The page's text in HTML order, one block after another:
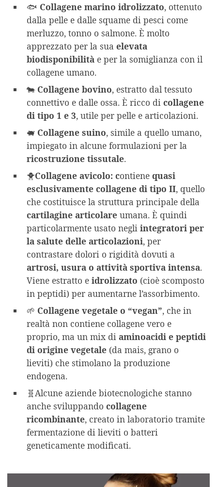
🐟 Collagene marino idrolizzato, ottenuto
dalla pelle e dalle squame di pesci come
merluzzo, tonno o salmone. È molto
apprezzato per la sua elevata
biodisponibilità e per la somiglianza con il
collagene umano.
🐄 Collagene bovino, estratto dal tessuto
connettivo e dalle ossa. È ricco di collagene
di tipo 1 e 3, utile per pelle e articolazioni.
🐖 Collagene suino, simile a quello umano,
impiegato in alcune formulazioni per la
ricostruzione tissutale.
🐥Collagene avicolo: contiene quasi
esclusivamente collagene di tipo II, quello
che costituisce la struttura principale della
cartilagine articolare umana. È quindi
particolarmente usato negli integratori per
la salute delle articolazioni, per
contrastare dolori o rigidità dovuti a
artrosi, usura o attività sportiva intensa.
Viene estratto e idrolizzato (cioè scomposto
in peptidi) per aumentarne l’assorbimento.
🌱 Collagene vegetale o “vegan”, che in
realtà non contiene collagene vero e
proprio, ma un mix di aminoacidi e peptidi
di origine vegetale (da mais, grano o
lieviti) che stimolano la produzione
endogena.
🧬Alcune aziende biotecnologiche stanno
anche sviluppando collagene
ricombinante, creato in laboratorio tramite
fermentazione di lieviti o batteri
geneticamente modificati.